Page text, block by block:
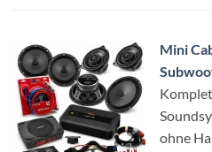
Mini
ohne